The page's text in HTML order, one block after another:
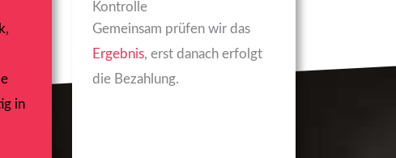
in
Kontrolle
Gemeinsam prüfen wir das
Ergebnis, erst danach erfolgt
die Bezahlung.